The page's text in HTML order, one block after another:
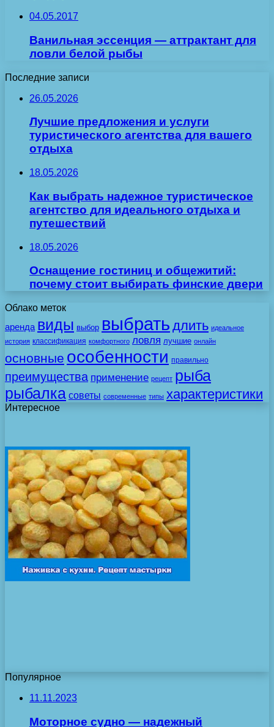
04.05.2017
Ванильная эссенция — аттрактант для
ловли белой рыбы
Последние записи
26.05.2026
Лучшие предложения и услуги
туристического агентства для вашего
отдыха
18.05.2026
Как выбрать надежное туристическое
агентство для идеального отдыха и
путешествий
18.05.2026
Оснащение гостиниц и общежитий:
почему стоит выбирать финские двери
Облако меток
аренда виды выбор выбрать длить идеальное
история классификация комфортного ловля лучшие онлайн
основные особенности правильно
преимущества применение рецепт рыба
рыбалка советы современные типы характеристики
Интересное
Популярное
11.11.2023
Моторное судно — надежный